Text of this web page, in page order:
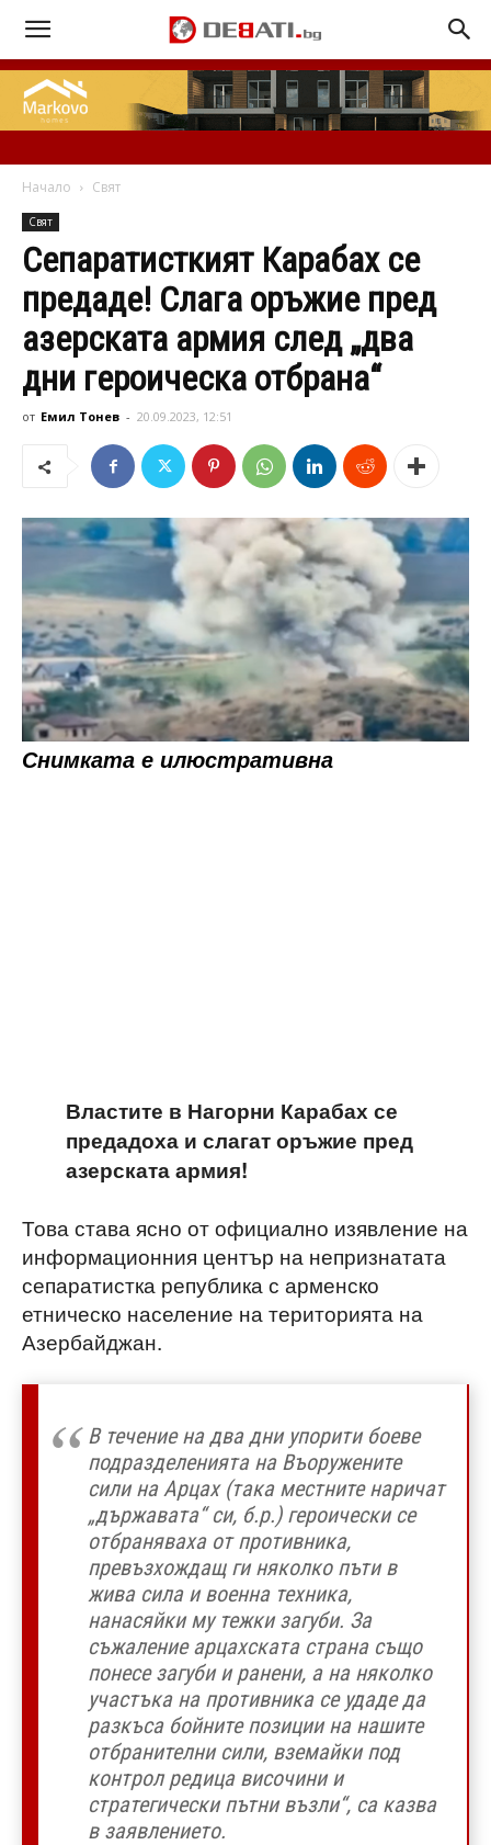
Начало Свят
Свят
Сепаратисткият Карабах се
предаде! Слага оръжие пред
азерската армия след „два
дни героическа отбрана“
от Емил Тонев - 20.09.2023, 12:51
Снимката е илюстративна
Властите в Нагорни Карабах се
предадоха и слагат оръжие пред
азерската армия!
Това става ясно от официално изявление на
информационния център на непризнатата
сепаратистка република с арменско
етническо население на територията на
Азербайджан.
В течение на два дни упорити боеве
подразделенията на Въоружените
сили на Арцах (така местните наричат
„държавата“ си, б.р.) героически се
отбраняваха от противника,
превъзхождащ ги няколко пъти в
жива сила и военна техника,
нанасяйки му тежки загуби. За
съжаление арцахската страна също
понесе загуби и ранени, а на няколко
участъка на противника се удаде да
разкъса бойните позиции на нашите
отбранителни сили, вземайки под
контрол редица височини и
стратегически пътни възли“, са казва
в заявлението.